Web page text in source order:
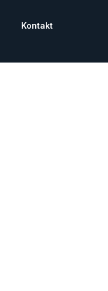
Kontakt